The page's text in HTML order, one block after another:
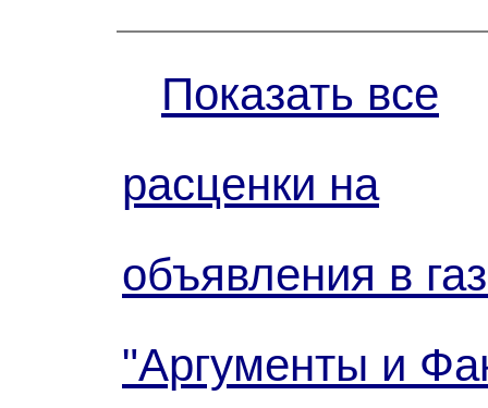
Показать все
расценки на
объявления в
"Аргументы и